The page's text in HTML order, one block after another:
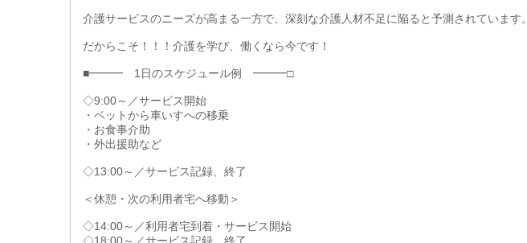
介護サービスのニーズが高まる一方で、深刻な介護人材不足に陥ると予測されています。
だからこそ！！！介護を学び、働くなら今です！
■━━━ 1日のスケジュール例 ━━━□
◇9:00～／サービス開始
・ベットから車いすへの移乗
・お食事介助
・外出援助など
◇13:00～／サービス記録、終了
＜休憩・次の利用者宅へ移動＞
◇14:00～／利用者宅到着・サービス開始